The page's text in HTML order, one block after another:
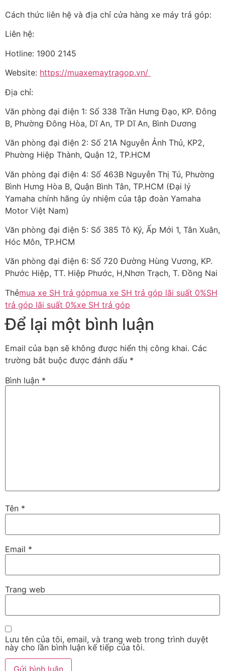
Cách thức liên hệ và địa chỉ cửa hàng xe máy trả góp:
Liên hệ:
Hotline: 1900 2145
Website: https://muaxemaytragop.vn/
Địa chỉ:
Văn phòng đại điện 1: Số 338 Trần Hưng Đạo, KP. Đông
B, Phường Đông Hòa, Dĩ An, TP Dĩ An, Bình Dương
Văn phòng đại điện 2: Số 21A Nguyễn Ảnh Thủ, KP2,
Phường Hiệp Thành, Quận 12, TP.HCM
Văn phòng đại điện 4: Số 463B Nguyễn Thị Tú, Phường
Bình Hưng Hòa B, Quận Bình Tân, TP.HCM (Đại lý
Yamaha chính hãng ủy nhiệm của tập đoàn Yamaha
Motor Việt Nam)
Văn phòng đại điện 5: Số 385 Tô Ký, Ấp Mới 1, Tân Xuân,
Hóc Môn, TP.HCM
Văn phòng đại điện 6: Số 720 Đường Hùng Vương, KP.
Phước Hiệp, TT. Hiệp Phước, H,Nhơn Trạch, T. Đồng Nai
Thẻmua xe SH trả gópmua xe SH trả góp lãi suất 0%SH
trả góp lãi suất 0%xe SH trả góp
Để lại một bình luận
Email của bạn sẽ không được hiển thị công khai. Các
trường bắt buộc được đánh dấu *
Bình luận *
Tên *
Email *
Trang web
Lưu tên của tôi, email, và trang web trong trình duyệt
này cho lần bình luận kế tiếp của tôi.